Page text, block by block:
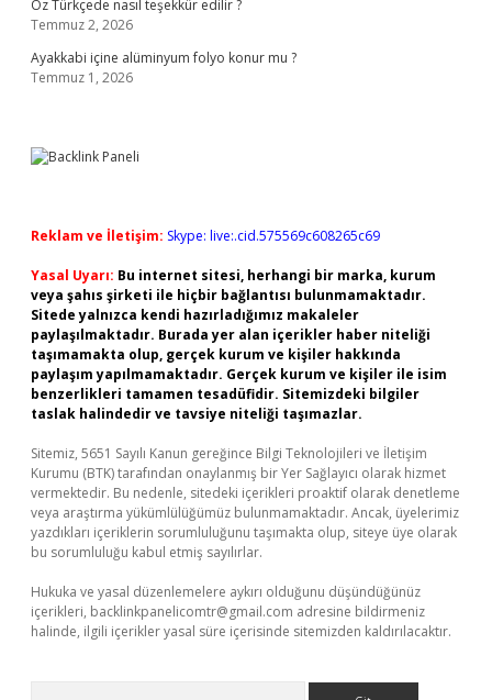
Öz Türkçede nasıl teşekkür edilir ?
Temmuz 2, 2026
Ayakkabi içine alüminyum folyo konur mu ?
Temmuz 1, 2026
Reklam ve İletişim: Skype: live:.cid.575569c608265c69
Yasal Uyarı: Bu internet sitesi, herhangi bir marka, kurum
veya şahıs şirketi ile hiçbir bağlantısı bulunmamaktadır.
Sitede yalnızca kendi hazırladığımız makaleler
paylaşılmaktadır. Burada yer alan içerikler haber niteliği
taşımamakta olup, gerçek kurum ve kişiler hakkında
paylaşım yapılmamaktadır. Gerçek kurum ve kişiler ile isim
benzerlikleri tamamen tesadüfidir. Sitemizdeki bilgiler
taslak halindedir ve tavsiye niteliği taşımazlar.
Sitemiz, 5651 Sayılı Kanun gereğince Bilgi Teknolojileri ve İletişim
Kurumu (BTK) tarafından onaylanmış bir Yer Sağlayıcı olarak hizmet
vermektedir. Bu nedenle, sitedeki içerikleri proaktif olarak denetleme
veya araştırma yükümlülüğümüz bulunmamaktadır. Ancak, üyelerimiz
yazdıkları içeriklerin sorumluluğunu taşımakta olup, siteye üye olarak
bu sorumluluğu kabul etmiş sayılırlar.
Hukuka ve yasal düzenlemelere aykırı olduğunu düşündüğünüz
içerikleri, backlinkpanelicomtr@gmail.com adresine bildirmeniz
halinde, ilgili içerikler yasal süre içerisinde sitemizden kaldırılacaktır.